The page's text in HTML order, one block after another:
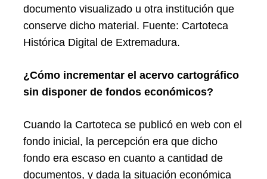
documento visualizado u otra institución que
conserve dicho material. Fuente: Cartoteca
Histórica Digital de Extremadura.
¿Cómo incrementar el acervo cartográfico
sin disponer de fondos económicos?
Cuando la Cartoteca se publicó en web con el
fondo inicial, la percepción era que dicho
fondo era escaso en cuanto a cantidad de
documentos, y dada la situación económica